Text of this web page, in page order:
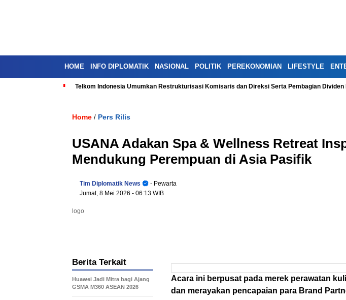
HOME INFO DIPLOMATIK NASIONAL POLITIK PEREKONOMIAN LIFESTYLE
Telkom Indonesia Umumkan Restrukturisasi Komisaris dan Direksi Serta Pembagian Dividen
Home / Pers Rilis
USANA Adakan Spa & Wellness Retreat
Mendukung Perempuan di Asia Pasifik
Tim Diplomatik News
- Pewarta
Jumat, 8 Mei 2026 - 06:13 WIB
logo
Acara ini berpusat pada merek perawatan
dan merayakan pencapaian para Brand
Berita Terkait
Huawei Jadi Mitra bagi Ajang
GSMA M360 ASEAN 2026